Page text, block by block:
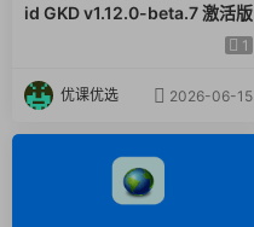
id GKD v1.12.0-beta.7 激活版
1
优课优选 2026-06-15